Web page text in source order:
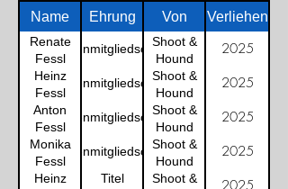
Name Ehrung Von Verliehen
Renate
Fessl
EhrenmitgliedschaftShoot &
Hound
2025
Heinz
Fessl
EhrenmitgliedschaftShoot &
Hound
2025
Anton
Fessl
EhrenmitgliedschaftShoot &
Hound
2025
Monika
Fessl
EhrenmitgliedschaftShoot &
Hound
2025
Heinz
Titel
Shoot &
2025